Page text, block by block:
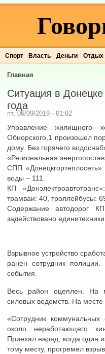
Спорт Власть Деньги Отдых
Главная
Ситуация в
года
пт, 06/09/2019 - 01:02
Управление жилищного
Обнорского,1 произошел
дому. Без горячего
«Региональная
СПП
воды – 111.
КП
трамваи: 40, троллейбусы:
Содержание
задействовано
Взрывное устройство
ранен сотрудник
события.
Весь район оцеплен. На
силовых ведомств. На
«Сотрудник
около неработающего
Приехал наряд, когда один
тому месту, прогремел